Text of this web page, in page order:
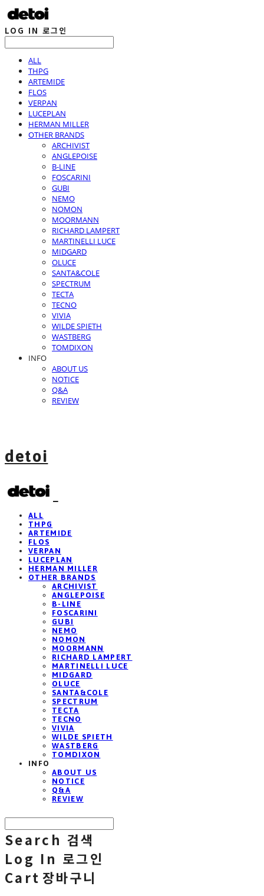
LOG IN 로그인
ALL
THPG
ARTEMIDE
FLOS
VERPAN
LUCEPLAN
HERMAN MILLER
OTHER BRANDS
ARCHIVIST
ANGLEPOISE
B-LINE
FOSCARINI
GUBI
NEMO
NOMON
MOORMANN
RICHARD LAMPERT
MARTINELLI LUCE
MIDGARD
OLUCE
SANTA&COLE
SPECTRUM
TECTA
TECNO
VIVIA
WILDE SPIETH
WASTBERG
TOMDIXON
INFO
ABOUT US
NOTICE
Q&A
REVIEW
detoi
ALL
THPG
ARTEMIDE
FLOS
VERPAN
LUCEPLAN
HERMAN MILLER
OTHER BRANDS
ARCHIVIST
ANGLEPOISE
B-LINE
FOSCARINI
GUBI
NEMO
NOMON
MOORMANN
RICHARD LAMPERT
MARTINELLI LUCE
MIDGARD
OLUCE
SANTA&COLE
SPECTRUM
TECTA
TECNO
VIVIA
WILDE SPIETH
WASTBERG
TOMDIXON
INFO
ABOUT US
NOTICE
Q&A
REVIEW
Search 검색
Log In 로그인
Cart 장바구니